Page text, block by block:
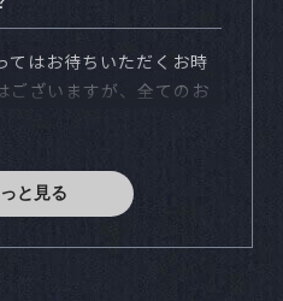
てはお待ちいただくお時
ございますが、全てのお